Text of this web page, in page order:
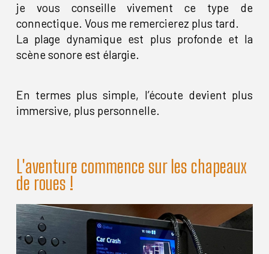
je vous conseille vivement ce type de
connectique. Vous me remercierez plus tard.
La plage dynamique est plus profonde et la
scène sonore est élargie.
En termes plus simple, l’écoute devient plus
immersive, plus personnelle.
L'aventure commence sur les chapeaux
de roues !